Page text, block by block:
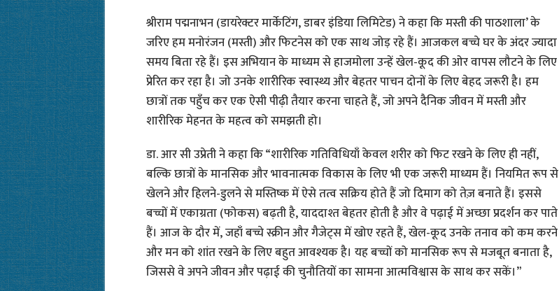
श्रीराम पद्मनाभन (डायरेक्टर मार्केटिंग, डाबर इंडिया लिमिटेड) ने कहा कि मस्ती की पाठशाला’ के
जरिए हम मनोरंजन (मस्ती) और फिटनेस को एक साथ जोड़ रहे हैं। आजकल बच्चे घर के अंदर ज्यादा
समय बिता रहे हैं। इस अभियान के माध्यम से हाजमोला उन्हें खेल-कूद की ओर वापस लौटने के लिए
प्रेरित कर रहा है। जो उनके शारीरिक स्वास्थ्य और बेहतर पाचन दोनों के लिए बेहद जरूरी है। हम
छात्रों तक पहुँच कर एक ऐसी पीढ़ी तैयार करना चाहते हैं, जो अपने दैनिक जीवन में मस्ती और
शारीरिक मेहनत के महत्व को समझती हो।
डा. आर सी उप्रेती ने कहा कि “शारीरिक गतिविधियाँ केवल शरीर को फिट रखने के लिए ही नहीं,
बल्कि छात्रों के मानसिक और भावनात्मक विकास के लिए भी एक जरूरी माध्यम हैं। नियमित रूप से
खेलने और हिलने-डुलने से मस्तिष्क में ऐसे तत्व सक्रिय होते हैं जो दिमाग को तेज़ बनाते हैं। इससे
बच्चों में एकाग्रता (फोकस) बढ़ती है, याददाश्त बेहतर होती है और वे पढ़ाई में अच्छा प्रदर्शन कर पाते
हैं। आज के दौर में, जहाँ बच्चे स्क्रीन और गैजेट्स में खोए रहते हैं, खेल-कूद उनके तनाव को कम करने
और मन को शांत रखने के लिए बहुत आवश्यक है। यह बच्चों को मानसिक रूप से मजबूत बनाता है,
जिससे वे अपने जीवन और पढ़ाई की चुनौतियों का सामना आत्मविश्वास के साथ कर सकें।”